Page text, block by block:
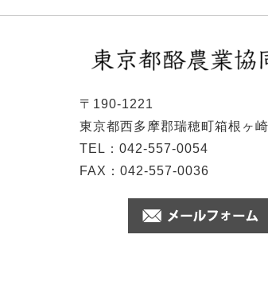
〒190-1221
東京都西多摩郡瑞穂町箱根ヶ
TEL：042-557-0054
FAX：042-557-0036